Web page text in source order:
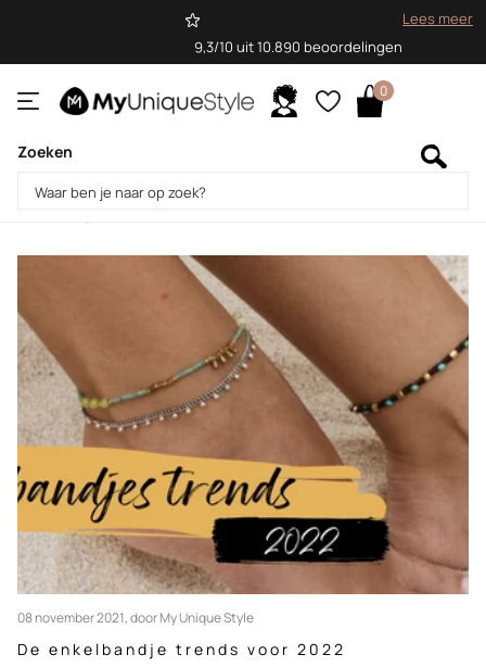
9,3/10 uit 10.890 beoordelingen
Lees meer
Zoeken
0
Homepage
Blog
08 november 2021, door My Unique Style
De enkelbandje trends voor 2022